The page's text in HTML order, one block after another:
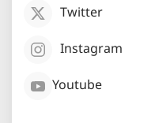
Twitter
Instagram
Youtube